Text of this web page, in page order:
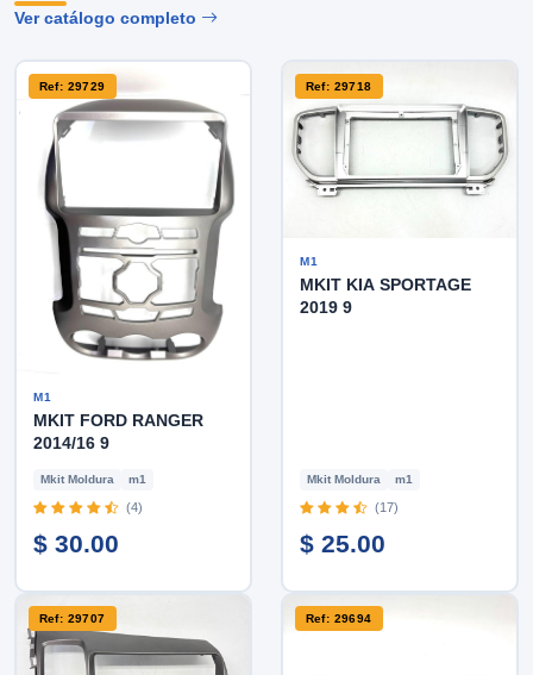
Ver catálogo completo
Ref: 29729
M1
MKIT FORD RANGER
2014/16 9
Mkit Moldura m1
(4)
$ 30.00
Ref: 29718
M1
MKIT KIA SPORTAGE
2019 9
Mkit Moldura m1
(17)
$ 25.00
Ref: 29707 Ref: 29694